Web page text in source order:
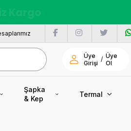
Üye
Girişi
/ Üye
Ol
Şapka
& Kep
Termal